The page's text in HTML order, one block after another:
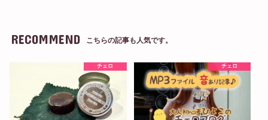
RECOMMEND こちらの記事も人気です。
チェロ チェロ